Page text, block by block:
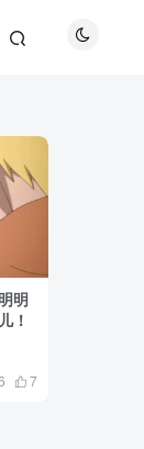
明
！
7